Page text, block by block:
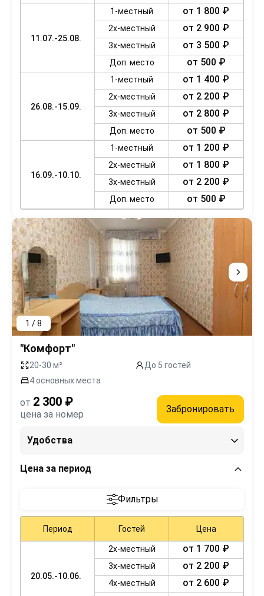
11.07.-25.08.
1-местный от 1 800 ₽
2х-местный от 2 900 ₽
3х-местный от 3 500 ₽
Доп. место от 500 ₽
26.08.-15.09.
1-местный от 1 400 ₽
2х-местный от 2 200 ₽
3х-местный от 2 800 ₽
Доп. место от 500 ₽
16.09.-10.10.
1-местный от 1 200 ₽
2х-местный от 1 800 ₽
3х-местный от 2 200 ₽
Доп. место от 500 ₽
1 / 8
"Комфорт"
20-30 м²
До 5 гостей
4 основных места
от 2 300 ₽
цена за номер Забронировать
Удобства
Цена за период
Фильтры
Период Гостей Цена
20.05.-10.06.
2х-местный от 1 700 ₽
3х-местный от 2 200 ₽
4х-местный от 2 600 ₽